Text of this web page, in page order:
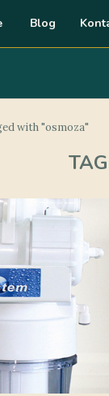
Blog
with "osmoza"